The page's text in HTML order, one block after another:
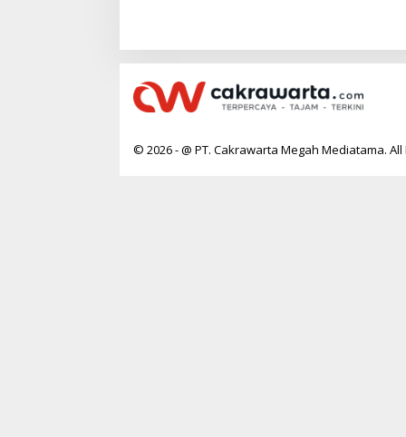
© 2026 - @ PT. Cakrawarta Megah Mediatama.